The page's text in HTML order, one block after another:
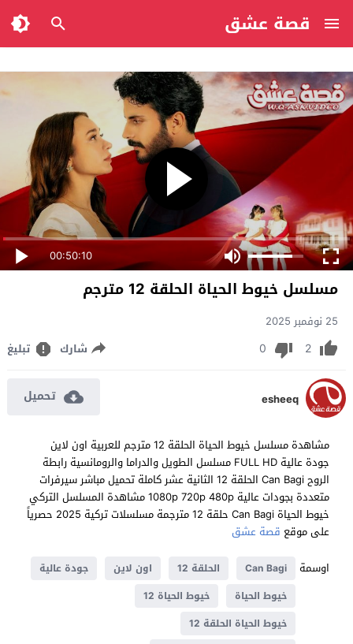
قصة عشق
00:50:10
مسلسل خيوط الحياة الحلقة 12 مترجم
25 نوفمبر 2025
2
0 شارك تبليغ
esheeq تحميل
مشاهدة مسلسل خيوط الحياة الحلقة 12 مترجم للعربية اون لاين
جودة عالية FULL HD مسلسل الطويل والدراما والرومانسية رابطة
الروح Can Bagi الحلقة 12 الثانية عشر كاملة تحميل مباشر سيرفرات
متعددة بجودات عالية 1080p 720p 480p مشاهدة المسلسل التركي
خيوط الحياة Can Bagi حلقة 12 مترجمة مسلسلات تركية 2025 حصرياً
على موقع قصة عشق
اوسمة
Can Bagi الحلقة 12 اون لاين
جودة عالية
خيوط الحياة
خيوط الحياة 12
خيوط الحياة الحلقة 12